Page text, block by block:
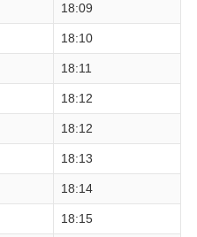
18:09
18:10
18:11
18:12
18:12
18:13
18:14
18:15